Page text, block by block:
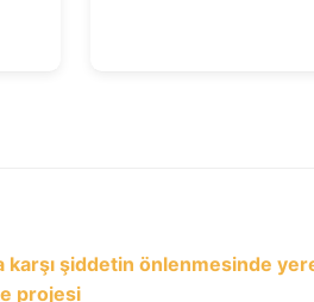
karşı şiddetin önlenmesinde
projesi